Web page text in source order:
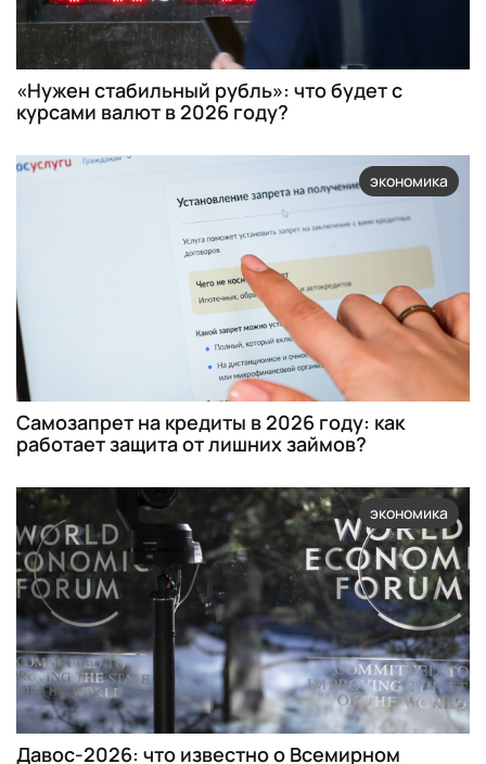
«Нужен стабильный рубль»: что будет с
курсами валют в 2026 году?
экономика
Самозапрет на кредиты в 2026 году: как
работает защита от лишних займов?
экономика
Давос-2026: что известно о Всемирном